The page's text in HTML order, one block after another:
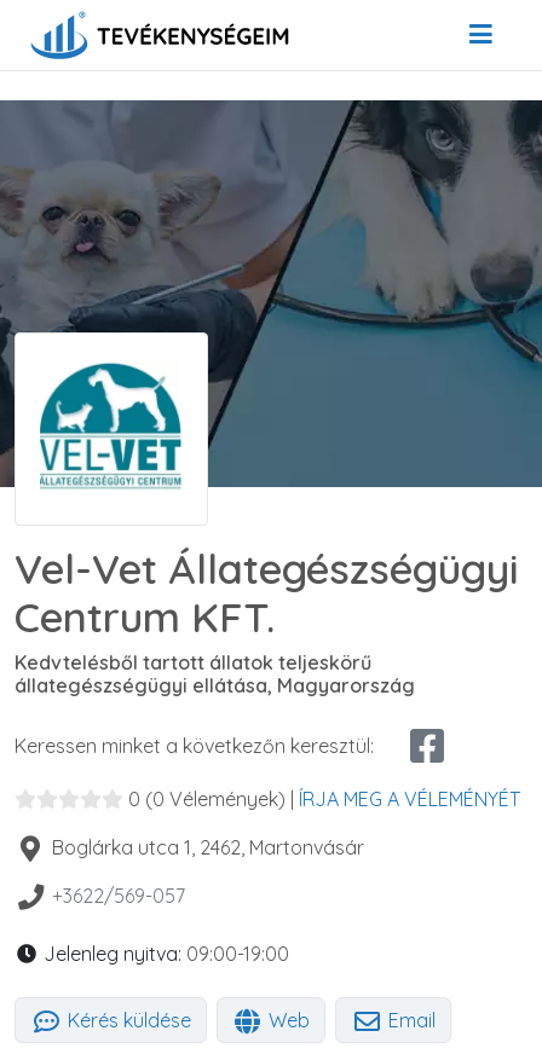
Vel-Vet Állategészségügyi
Centrum KFT.
Kedvtelésből tartott állatok teljeskörű
állategészségügyi ellátása, Magyarország
Keressen minket a következőn keresztül:
0 (0 Vélemények) | ÍRJA MEG A VÉLEMÉNYÉT
Boglárka utca 1 2462 Martonvásár
+3622/569-057
Jelenleg nyitva: 09:00-19:00
Kérés küldése Web Email